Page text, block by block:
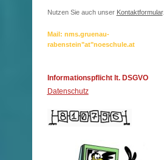
Nutzen Sie auch unser Kontaktformular.
Mail: nms.gruenau-
rabenstein"at"noeschule.at
Informationspflicht lt. DSGVO
Datenschutz